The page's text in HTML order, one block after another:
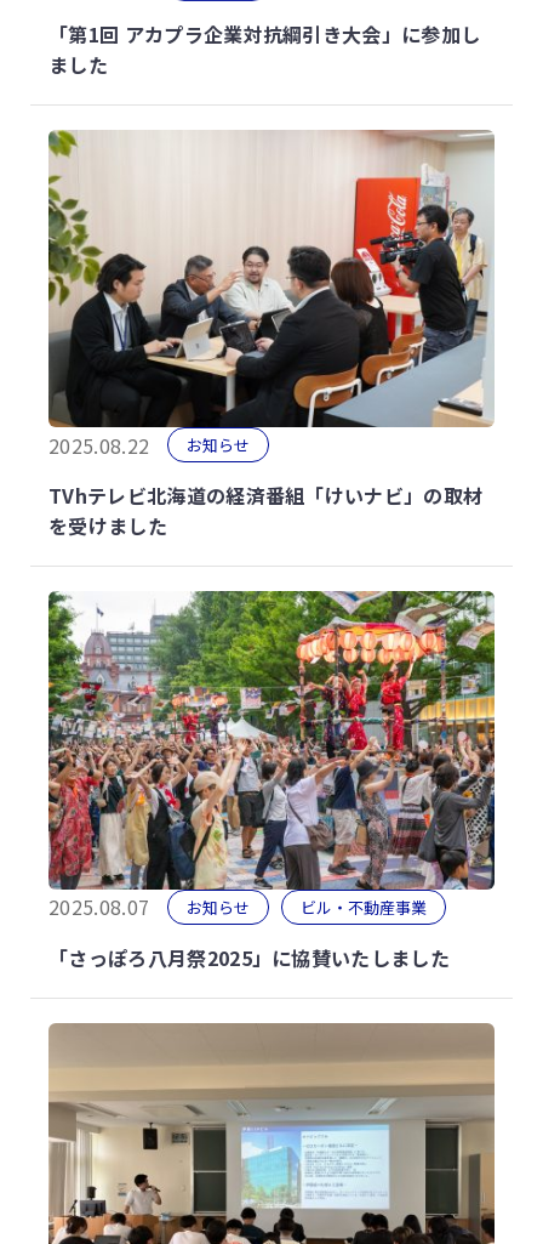
「第1回 アカプラ企業対抗綱引き大会」に参加し
ました
2025.08.22 お知らせ
TVhテレビ北海道の経済番組「けいナビ」の取材
を受けました
2025.08.07 お知らせ ビル・不動産事業
「さっぽろ八月祭2025」に協賛いたしました